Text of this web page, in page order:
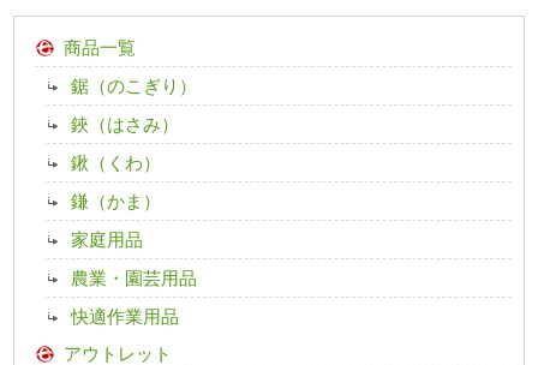
商品一覧
鋸（のこぎり）
鋏（はさみ）
鍬（くわ）
鎌（かま）
家庭用品
農業・園芸用品
快適作業用品
アウトレット